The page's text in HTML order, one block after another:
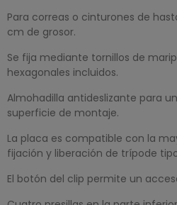
Para correas o cinturones de
cm de grosor.
Se fija mediante tornillos de
hexagonales incluidos.
Almohadilla antideslizante para
superficie de montaje.
La placa es compatible con la
fijación y liberación de trípode
El botón del clip permite un